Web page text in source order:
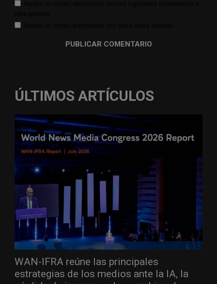
ÚLTIMOS ARTÍCULOS
WAN-IFRA reúne las principales
estrategias de los medios ante la IA, la